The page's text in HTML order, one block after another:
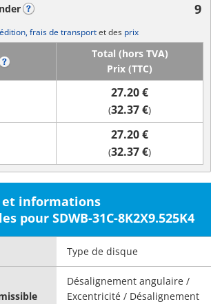
9
frais de transportet des prix
Total (hors TVA)
Prix (TTC)
27.20 €
(32.37 €)
27.20 €
(32.37 €)
et informations
pour SDWB-31C-8K2X9.525K4
Type de disque
Désalignement angulaire /
Excentricité / Désalignement